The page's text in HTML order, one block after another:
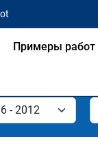
Примеры работ